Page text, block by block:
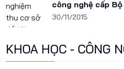
công nghệ cấp Bộ
30/11/2015
KHOA HỌC - CÔNG